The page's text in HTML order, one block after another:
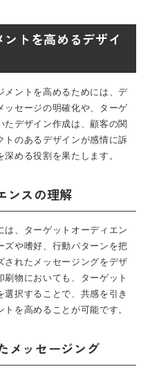
トを高めるデザイ
メントを高めるためには、デ
ッセージの明確化や、ターゲ
たデザイン作成は、顧客の関
トのあるデザインが感情に訴
める役割を果たします。
ンスの理解
、ターゲットオーディエン
ズや嗜好、行動パターンを把
されたメッセージングをデザ
物においても、ターゲット
択することで、共感を引き
を高めることが可能です。
メッセージング